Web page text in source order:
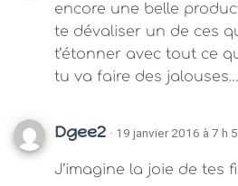
encore une belle
te dévaliser un de ces
t’étonner avec tout ce
tu va faire des
Dgee2 · 19 janvier 2016 à 7 h
J’imagine la joie de tes